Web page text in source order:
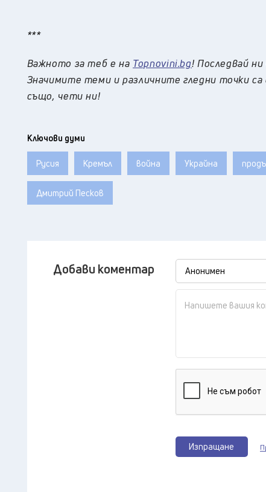
***
Важното за теб е на Topnovini.bg! Последвай ни
Значимите теми и различните гледни точки
също, чети ни!
Ключови думи
Русия Кремъл война Украйна
Дмитрий Песков
Добави коментар
Изпращане